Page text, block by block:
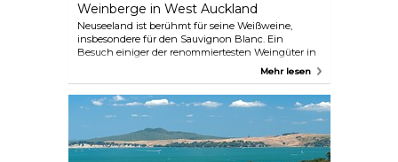
Weinberge in West Auckland
Neuseeland ist berühmt für seine Weißweine,
insbesondere für den Sauvignon Blanc. Ein
Besuch einiger der renommiertesten Weingüter in
Auckland ist ein Genuss für jeden Weinliebhaber.
Der Wein, den Sie auf Ihrer Tour kaufen, wird Ihnen
außerdem gegen eine sehr geringe Gebühr
zugeschickt. Sie können auch eine
Weinverkostung in einem der Glengarry-Läden
machen oder eine Weinverkostungstour mit
Auckland Wine Tours unternehmen.
Mehr lesen